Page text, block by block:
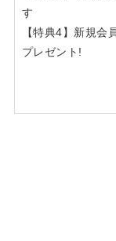
す
【特典4】新規会
プレゼント!